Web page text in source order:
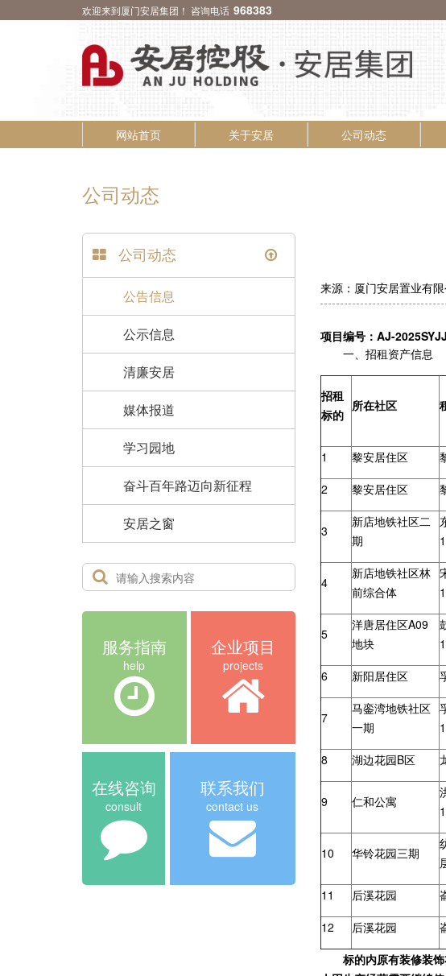
欢迎来到厦门安居集团！ 咨询电话 968383
网站首页 关于安居 公司动态
公司动态
公司动态
公告信息
公示信息
清廉安居
媒体报道
学习园地
奋斗百年路迈向新征程
安居之窗
服务指南
help
企业项目
projects
在线咨询
consult
联系我们
contact us
来源：厦门安居置业有
项目编号：AJ-
一、招租资产信息
招租
标的
所在社区
1 黎安居住区
2
黎安居住区
3
新店地铁社区二
期
4
新店地铁社区林
前综合体
5
洋唐居住区A09
地块
6 新阳居住区
7
马銮湾地铁社区
一期
8 湖边花园B区
9 仁和公寓
10 华铃花园三期
11
后溪花园
12
后溪花园
标的内原有装修装